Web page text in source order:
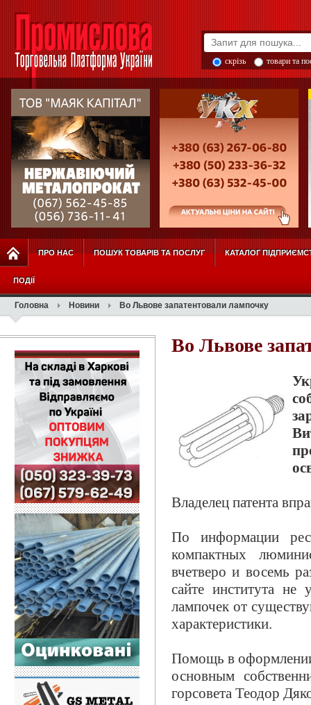
скрізь товари та
ПРО НАС ПОШУК ТОВАРІВ ТА ПОСЛУГ КАТАЛОГ
ПОДІЇ
Головна Новини Во Львове запатентовали лампочку
Во Львове
Владелец патента
По информации
компактных
вчетверо и восемь
сайте института не
лампочек от
характеристики.
Помощь в
основным
горсовета Теодор